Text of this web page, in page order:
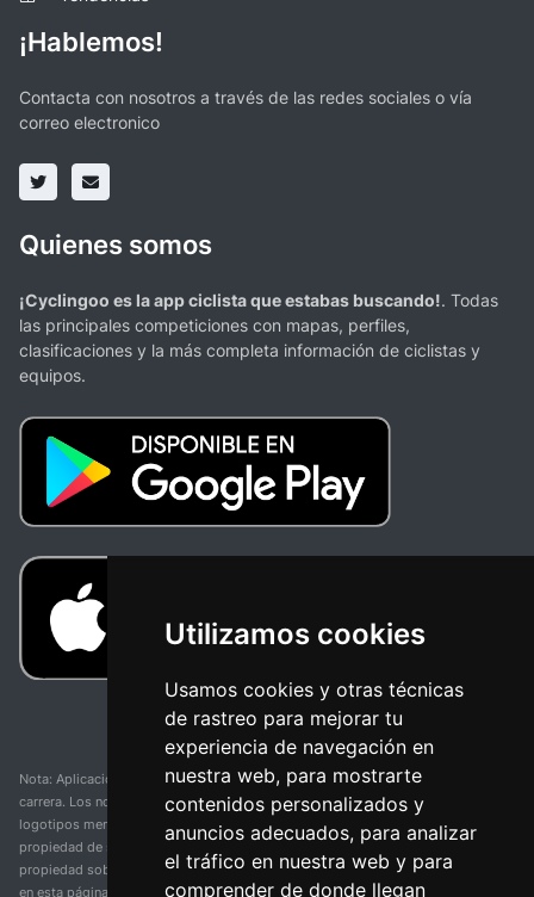
Utilizamos cookies
Usamos cookies y otras técnicas
de rastreo para mejorar tu
experiencia de navegación en
nuestra web, para mostrarte
contenidos personalizados y
anuncios adecuados, para analizar
el tráfico en nuestra web y para
comprender de donde llegan
¡Hablemos!
Contacta con nosotros a través de las redes sociales o vía
correo electronico
Quienes somos
¡Cyclingoo es la app ciclista que estabas buscando!. Todas
las principales competiciones con mapas, perfiles,
clasificaciones y la más completa información de ciclistas y
equipos.
Nota: Aplicación y web no oficial y no relacionada con ninguna organización o
carrera. Los nombres de equipos, competiciones, marcas comerciales y
logotipos mencionados en esta página de resultados de ciclismo son
propiedad de sus respectivos dueños. No tenemos afiliación, patrocinio ni
propiedad sobre estas marcas comerciales. Toda la información proporcionada
en esta página se presenta únicamente con fines informativos y para la